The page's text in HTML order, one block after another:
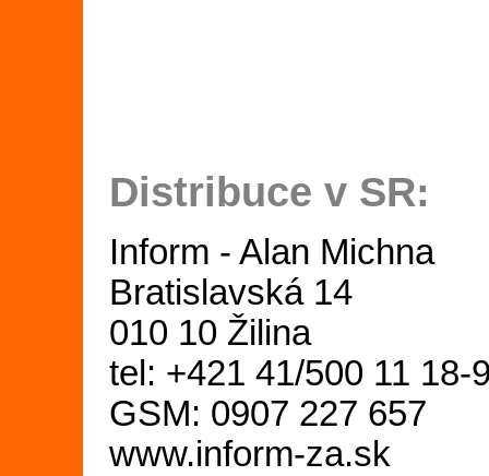
Distribuce v SR:
Inform - Alan Michna
Bratislavská 14
010 10 Žilina
tel: +421 41/500 11 18-
GSM: 0907 227 657
www.inform-za.sk